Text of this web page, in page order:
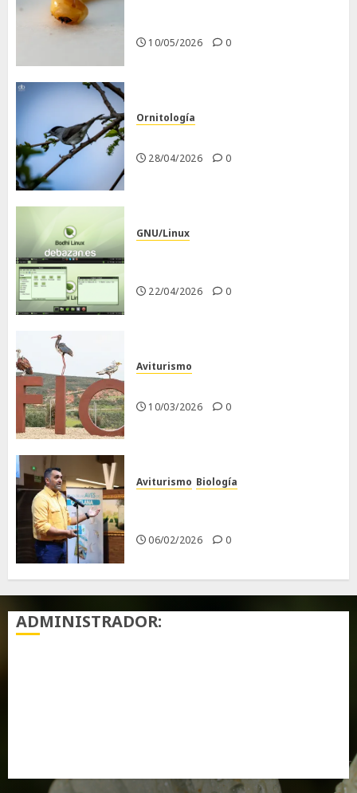
10/05/2026 0
Ornitología
28/04/2026 0
GNU/Linux
22/04/2026 0
Aviturismo
10/03/2026 0
Aviturismo Biología
06/02/2026 0
ADMINISTRADOR: